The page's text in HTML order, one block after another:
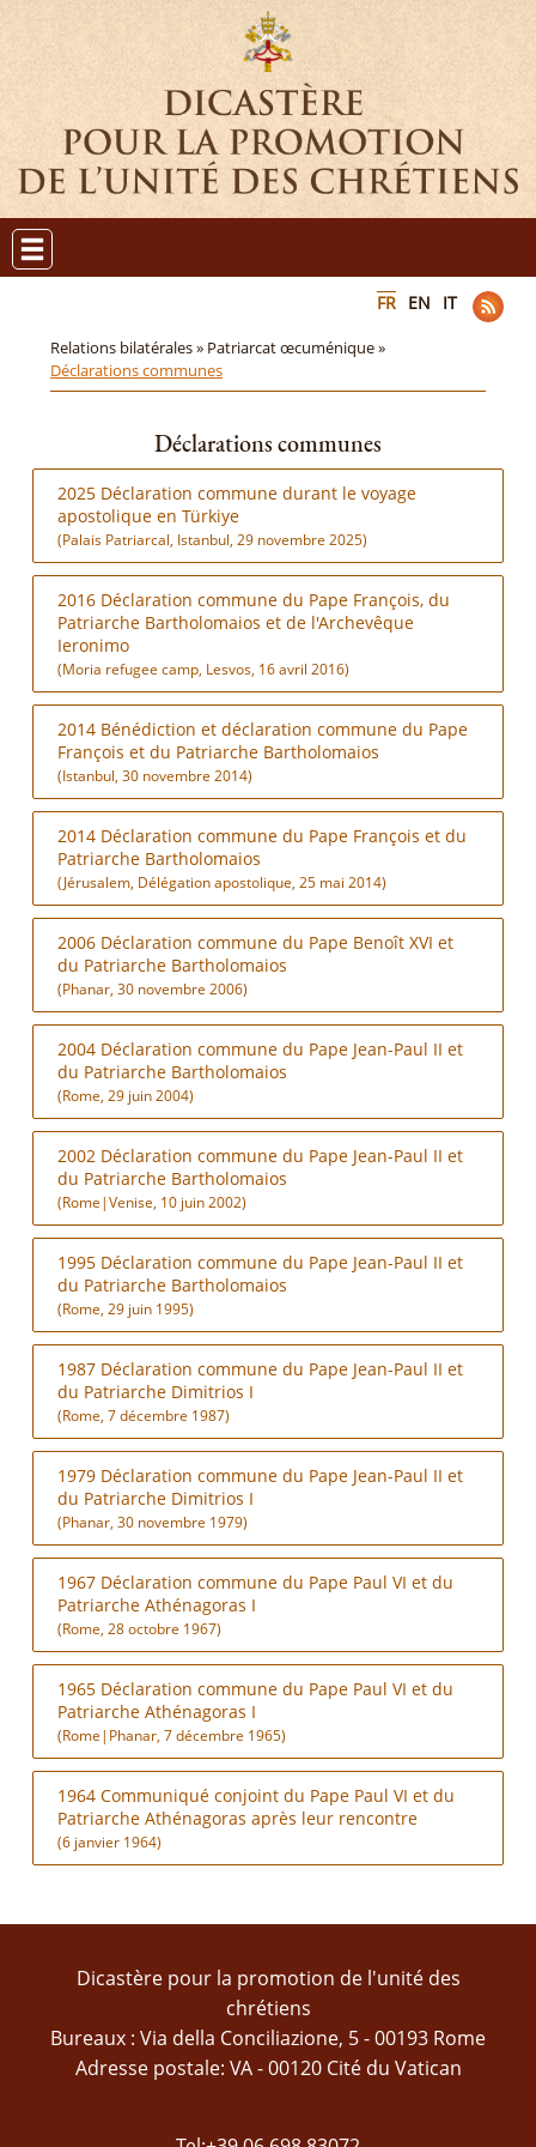
FR EN IT
Relations bilatérales » Patriarcat œcuménique »
Déclarations communes
Déclarations communes
2025 Déclaration commune durant le voyage
apostolique en Türkiye
(Palais Patriarcal, Istanbul, 29 novembre 2025)
2016 Déclaration commune du Pape François, du
Patriarche Bartholomaios et de l'Archevêque
Ieronimo
(Moria refugee camp, Lesvos, 16 avril 2016)
2014 Bénédiction et déclaration commune du Pape
François et du Patriarche Bartholomaios
(Istanbul, 30 novembre 2014)
2014 Déclaration commune du Pape François et du
Patriarche Bartholomaios
(Jérusalem, Délégation apostolique, 25 mai 2014)
2006 Déclaration commune du Pape Benoît XVI et
du Patriarche Bartholomaios
(Phanar, 30 novembre 2006)
2004 Déclaration commune du Pape Jean-Paul II et
du Patriarche Bartholomaios
(Rome, 29 juin 2004)
2002 Déclaration commune du Pape Jean-Paul II et
du Patriarche Bartholomaios
(Rome|Venise, 10 juin 2002)
1995 Déclaration commune du Pape Jean-Paul II et
du Patriarche Bartholomaios
(Rome, 29 juin 1995)
1987 Déclaration commune du Pape Jean-Paul II et
du Patriarche Dimitrios I
(Rome, 7 décembre 1987)
1979 Déclaration commune du Pape Jean-Paul II et
du Patriarche Dimitrios I
(Phanar, 30 novembre 1979)
1967 Déclaration commune du Pape Paul VI et du
Patriarche Athénagoras I
(Rome, 28 octobre 1967)
1965 Déclaration commune du Pape Paul VI et du
Patriarche Athénagoras I
(Rome|Phanar, 7 décembre 1965)
1964 Communiqué conjoint du Pape Paul VI et du
Patriarche Athénagoras après leur rencontre
(6 janvier 1964)
Dicastère pour la promotion de l'unité des
chrétiens
Bureaux : Via della Conciliazione, 5 - 00193 Rome
Adresse postale: VA - 00120 Cité du Vatican